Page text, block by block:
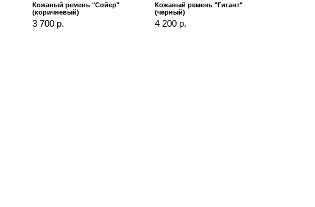
Кожаный ремень "Сойер"
(коричневый)
3 700 р.
Кожаный ремень "Гигант"
(черный)
4 200 р.